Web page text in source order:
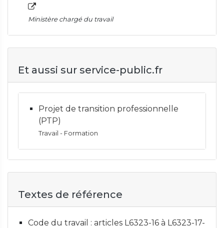
Ministère chargé du travail
Et aussi sur service-public.fr
Projet de transition professionnelle
(PTP)
Travail - Formation
Textes de référence
Code du travail : articles L6323-16 à L6323-17-